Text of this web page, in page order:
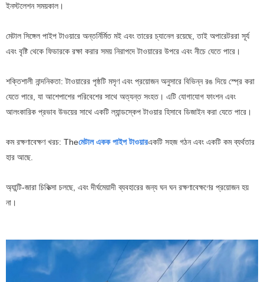
ইনস্টলেশন সময়কাল।
মেটাল সিঙ্গেল পাইপ টাওয়ারে অন্তর্নির্মিত মই এবং তারের চ্যানেল রয়েছে, তাই অপারেটররা সূর্য
এবং বৃষ্টি থেকে ফিডারকে রক্ষা করার সময় নিরাপদে টাওয়ারের উপরে এবং নীচে যেতে পারে।
শক্তিশালী নান্দনিকতা: টাওয়ারের পৃষ্ঠটি মসৃণ এবং প্রয়োজন অনুসারে বিভিন্ন রঙ দিয়ে স্প্রে করা
যেতে পারে, যা আশেপাশের পরিবেশের সাথে অত্যন্ত সংহত। এটি যোগাযোগ ফাংশন এবং
আলংকারিক প্রভাব উভয়ের সাথে একটি ল্যান্ডস্কেপ টাওয়ার হিসাবে ডিজাইন করা যেতে পারে।
কম রক্ষণাবেক্ষণ খরচ: Theমেটাল একক পাইপ টাওয়ারএকটি সহজ গঠন এবং একটি কম ব্যর্থতার
হার আছে.
অ্যান্টি-জারা চিকিত্সা চলছে, এবং দীর্ঘমেয়াদী ব্যবহারের জন্য ঘন ঘন রক্ষণাবেক্ষণের প্রয়োজন হয়
না।